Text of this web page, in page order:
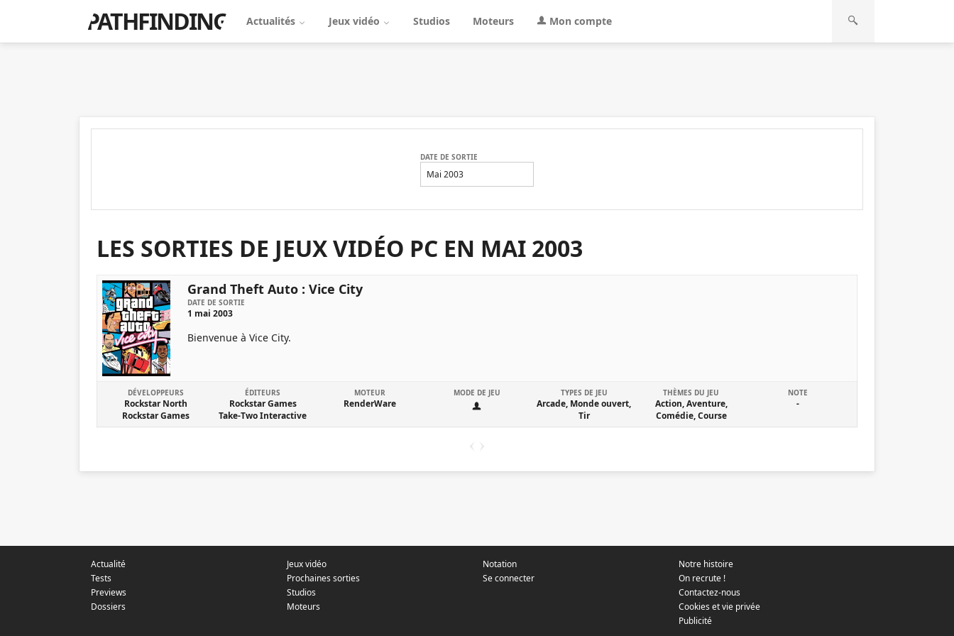
PATHFINDING Actualités Jeux vidéo Studios Moteurs Mon compte
DATE DE SORTIE
Mai 2003
LES SORTIES DE JEUX VIDÉO PC EN MAI 2003
Grand Theft Auto : Vice City
DATE DE SORTIE
1 mai 2003
Bienvenue à Vice City.
DÉVELOPPEURS
Rockstar North
Rockstar Games
ÉDITEURS
Rockstar Games
Take-Two Interactive
MOTEUR
RenderWare
MODE DE JEU TYPES DE JEU
Arcade, Monde ouvert,
Tir
THÈMES DU JEU
Action, Aventure,
Comédie, Course
NOTE
-
Actualité
Tests
Previews
Dossiers
Jeux vidéo
Prochaines sorties
Studios
Moteurs
Notation
Se connecter
Notre histoire
On recrute !
Contactez-nous
Cookies et vie privée
Publicité